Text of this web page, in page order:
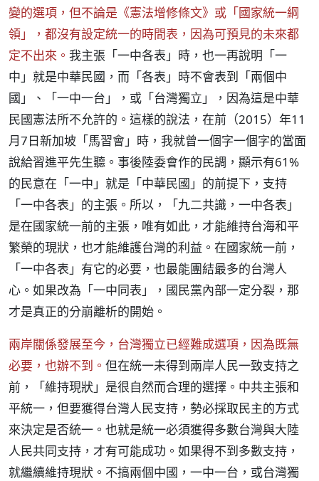
變的選項，但不論是《憲法增修條文》或「國家統一綱
領」，都沒有設定統一的時間表，因為可預見的未來都
定不出來。 我主張「一中各表」時，也一再說明「一
中」就是中華民國，而「各表」時不會表到「兩個中
國」、「一中一台」，或「台灣獨立」，因為這是中華
民國憲法所不允許的。這樣的說法，在前（2015）年11
月7日新加坡「馬習會」時，我就曾一個字一個字的當面
說給習進平先生聽。事後陸委會作的民調，顯示有61%
的民意在「一中」就是「中華民國」的前提下，支持
「一中各表」的主張。所以，「九二共識，一中各表」
是在國家統一前的主張，唯有如此，才能維持台海和平
繁榮的現狀，也才能維護台灣的利益。在國家統一前，
「一中各表」有它的必要，也最能團結最多的台灣人
心。如果改為「一中同表」，國民黨內部一定分裂，那
才是真正的分崩離析的開始。
兩岸關係發展至今，台灣獨立已經難成選項，因為既無
必要，也辦不到。 但在統一未得到兩岸人民一致支持之
前，「維持現狀」是很自然而合理的選擇。中共主張和
平統一，但要獲得台灣人民支持，勢必採取民主的方式
來決定是否統一。也就是統一必須獲得多數台灣與大陸
人民共同支持，才有可能成功。如果得不到多數支持，
就繼續維持現狀。不搞兩個中國，一中一台，或台灣獨